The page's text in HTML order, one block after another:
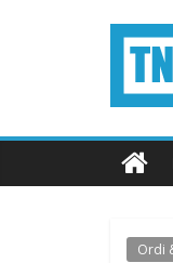
Le
belge
Ordi